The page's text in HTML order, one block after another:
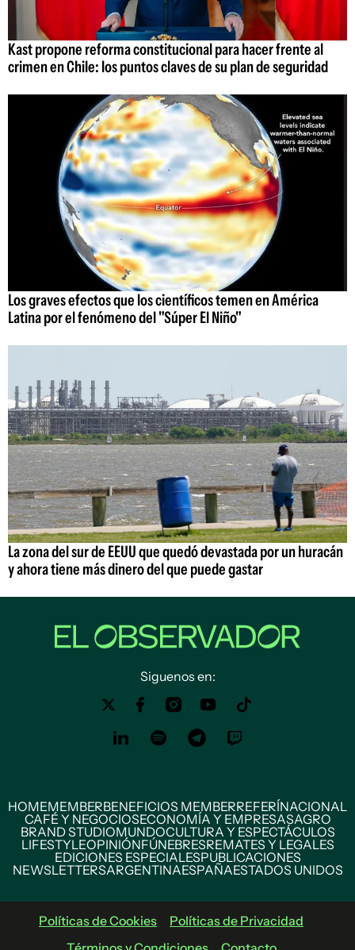
Kast propone reforma constitucional para hacer frente al
crimen en Chile: los puntos claves de su plan de seguridad
Los graves efectos que los científicos temen en América
Latina por el fenómeno del "Súper El Niño"
La zona del sur de EEUU que quedó devastada por un huracán
y ahora tiene más dinero del que puede gastar
Siguenos en:
HOMEMEMBERBENEFICIOS MEMBERREFERÍNACIONAL
CAFÉ Y NEGOCIOSECONOMÍA Y EMPRESASAGRO
BRAND STUDIOMUNDOCULTURA Y ESPECTÁCULOS
LIFESTYLEOPINIÓNFÚNEBRESREMATES Y LEGALES
EDICIONES ESPECIALESPUBLICACIONES
NEWSLETTERSARGENTINAESPAÑAESTADOS UNIDOS
Políticas de Cookies
Políticas de Privacidad